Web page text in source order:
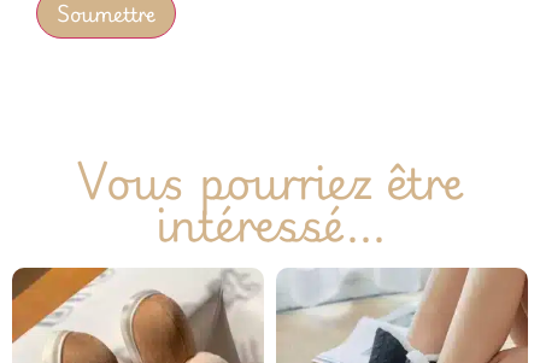
Vous pourriez être
intéressé...